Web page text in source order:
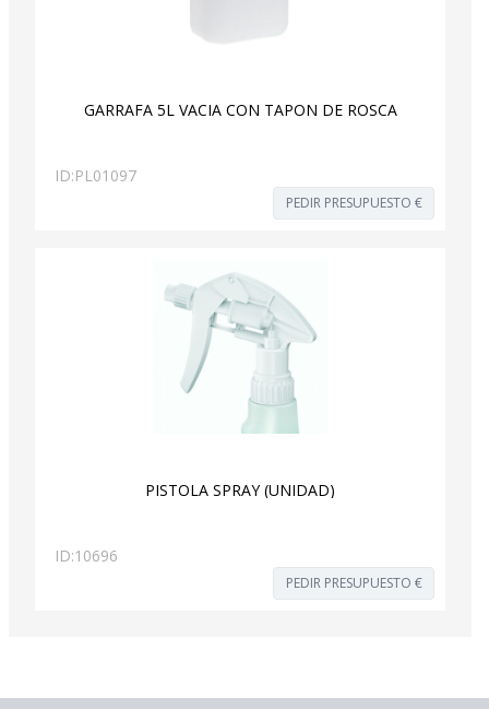
GARRAFA 5L VACIA CON TAPON DE ROSCA
ID:PL01097
PEDIR PRESUPUESTO €
PISTOLA SPRAY (UNIDAD)
ID:10696
PEDIR PRESUPUESTO €